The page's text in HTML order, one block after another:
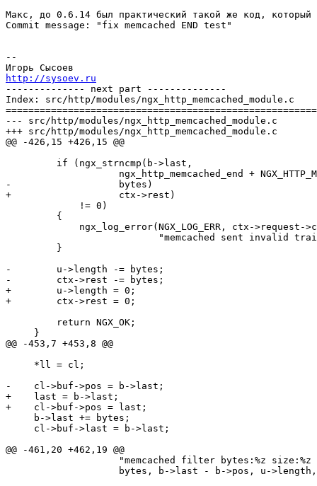
Макс, до 0.6.14 был практический такой же код, который
Commit message: "fix memcached END test"
--
http://sysoev.ru
-------------- next part --------------
Index: src/http/modules/ngx_http_memcached_module.c
--- src/http/modules/ngx_http_memcached_module.c	(revision 873)
+++ src/http/modules/ngx_http_memcached_module.c	(revision 874)
@@ -426,15 +426,15 @@
         if (ngx_strncmp(b->last,
ngx_http_memcached_end +
-                   bytes)
+                   ctx->rest)
             != 0)
         {
ngx_log_error(NGX_LOG_ERR, ctx->request-
"memcached sent invalid
         }
-        u->length -= bytes;
-        ctx->rest -= bytes;
+        u->length = 0;
+        ctx->rest = 0;
         return NGX_OK;
     }
@@ -453,7 +453,8 @@
     *ll = cl;
-    cl->buf->pos = b->last;
+    last = b->last;
+    cl->buf->pos = last;
     b->last += bytes;
     cl->buf->last = b->last;
@@ -461,20 +462,19 @@
"memcached filter bytes:%z size:%z
bytes, b->last - b->pos, u-